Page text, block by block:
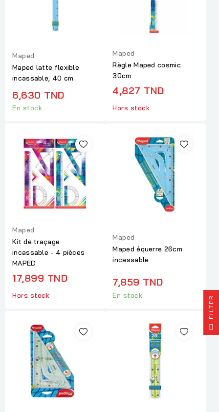
Maped
Maped latte flexible
incassable, 40 cm
6,630 TND
En stock
Maped
Règle Maped cosmic
30cm
4,827 TND
Hors stock
Maped
Kit de traçage
incassable - 4 pièces
MAPED
17,899 TND
Hors stock
Maped
Maped équerre 26cm
incassable
7,859 TND
En stock R